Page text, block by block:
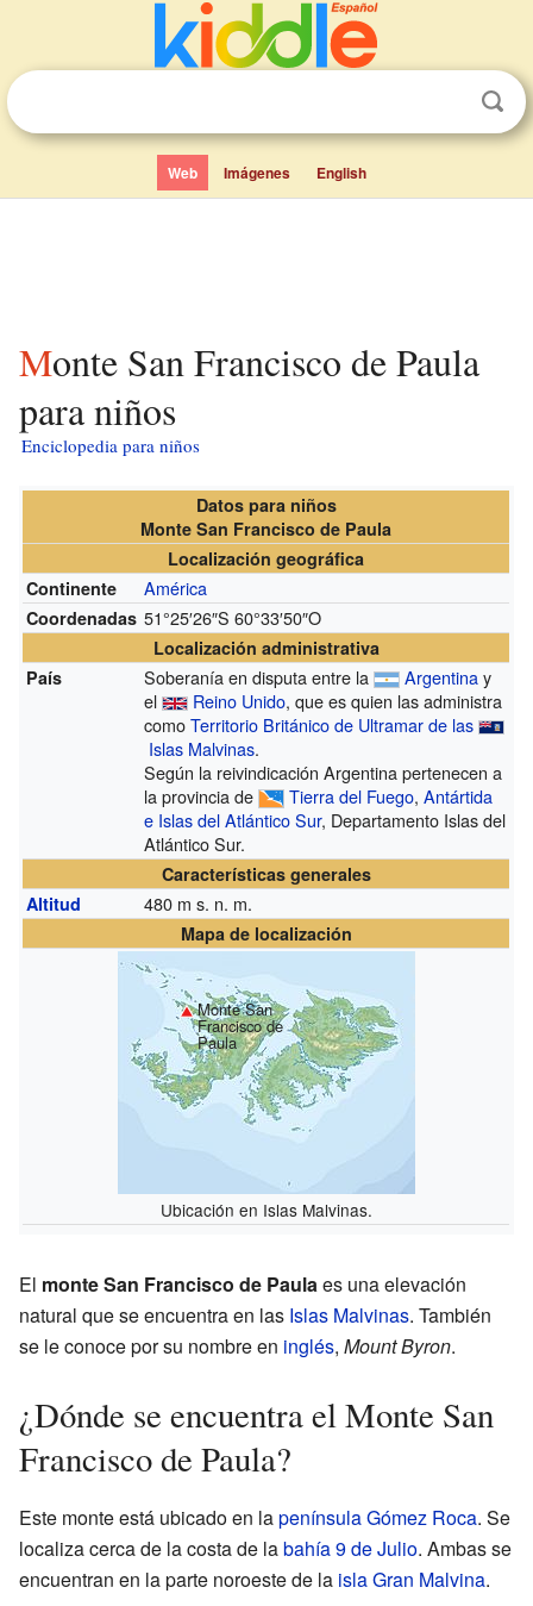
Web Imágenes English
Monte San Francisco de Paula
para niños
Enciclopedia para niños
Datos para niños
Monte San Francisco de Paula
Localización geográfica
Continente
América
Coordenadas 51°25′26″S 60°33′50″O
Localización administrativa
País
Soberanía en disputa entre la Argentinay
el
Reino Unido, que es quien las administra
comoTerritorio Británico de Ultramar de las
Islas Malvinas.
Según la reivindicación Argentina pertenecen a
la provincia de
Tierra del Fuego,Antártida
e Islas del Atlántico Sur, Departamento Islas del
Atlántico Sur.
Características generales
Altitud
480 m s. n. m.
Mapa de localización
Monte San
Francisco de
Paula
Ubicación en Islas Malvinas.
El monte San Francisco de Paulaes una elevación
natural que se encuentra en las Islas Malvinas. También
se le conoce por su nombre en inglés, Mount Byron.
¿Dónde se encuentra el Monte San
Francisco de Paula?
Este monte está ubicado en lapenínsula Gómez Roca. Se
localiza cerca de la costa de labahía 9 de Julio. Ambas se
encuentran en la parte noroeste de la isla Gran Malvina.